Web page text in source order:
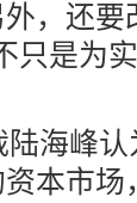
，还要
只是为
海峰
本市